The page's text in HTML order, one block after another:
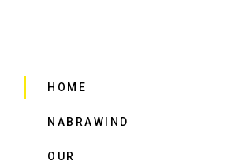
HOME
NABRAWIND
OUR